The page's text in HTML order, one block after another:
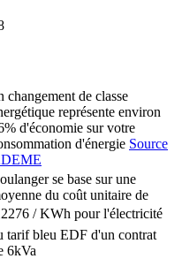
changement de classe
représente environ
d'économie sur votre
d'énergie Source
se base sur une
du coût unitaire de
/ KWh pour l'électricité
tarif bleu EDF d'un contrat
6kVa